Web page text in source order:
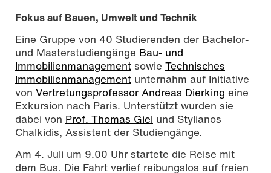
Gruppenbild, Foro: Prof. Thomas Giel
Fokus auf Bauen, Umwelt und Technik
Eine Gruppe von 40 Studierenden der Bachelor-
und Masterstudiengänge Bau- und
Immobilienmanagement sowie Technisches
Immobilienmanagement unternahm auf Initiative
von Vertretungsprofessor Andreas Dierking eine
Exkursion nach Paris. Unterstützt wurden sie
dabei von Prof. Thomas Giel und Stylianos
Chalkidis, Assistent der Studiengänge.
Am 4. Juli um 9.00 Uhr startete die Reise mit
dem Bus. Die Fahrt verlief reibungslos auf freien